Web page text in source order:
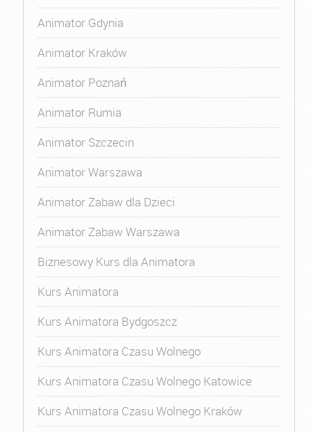
Animator Gdynia
Animator Kraków
Animator Poznań
Animator Rumia
Animator Szczecin
Animator Warszawa
Animator Zabaw dla Dzieci
Animator Zabaw Warszawa
Biznesowy Kurs dla Animatora
Kurs Animatora
Kurs Animatora Bydgoszcz
Kurs Animatora Czasu Wolnego
Kurs Animatora Czasu Wolnego Katowice
Kurs Animatora Czasu Wolnego Kraków